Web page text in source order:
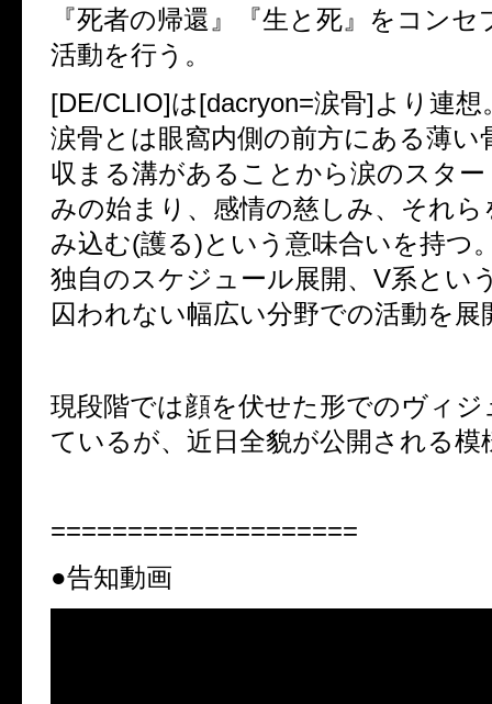
『死者の帰還』『生と死』をコン
活動を行う。
[DE/CLIO]は[dacryon=涙骨]より連想
涙骨とは眼窩内側の前方にある薄い
収まる溝があることから涙のスタ
みの始まり、感情の慈しみ、それら
み込む(護る)という意味合いを持つ
独自のスケジュール展開、V系とい
囚われない幅広い分野での活動を展
現段階では顔を伏せた形でのヴィ
ているが、近日全貌が公開される模
====================
●告知動画